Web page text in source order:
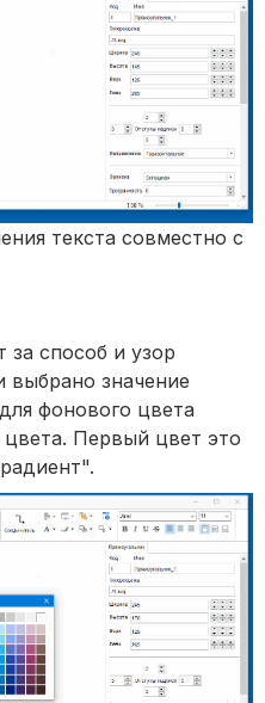
текста совместно с
за способ и узор
выбрано значение
фонового цвета
цвета. Первый цвет это